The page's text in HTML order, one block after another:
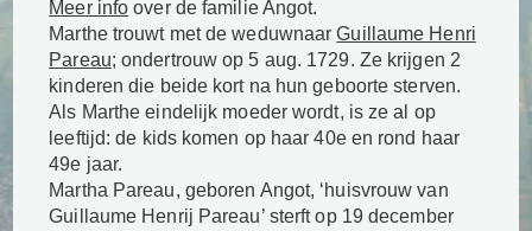
Meer info over de familie Angot.
Marthe trouwt met de weduwnaarGuillaume Henri
Pareau; ondertrouw op 5 aug. 1729. Ze krijgen 2
kinderen die beide kort na hun geboorte sterven.
Als Marthe eindelijk moeder wordt, is ze al op
leeftijd: de kids komen op haar 40e en rond haar
49e jaar.
Martha Pareau, geboren Angot, ‘huisvrouw van
Guillaume Henrij Pareau’ sterft op 19 december